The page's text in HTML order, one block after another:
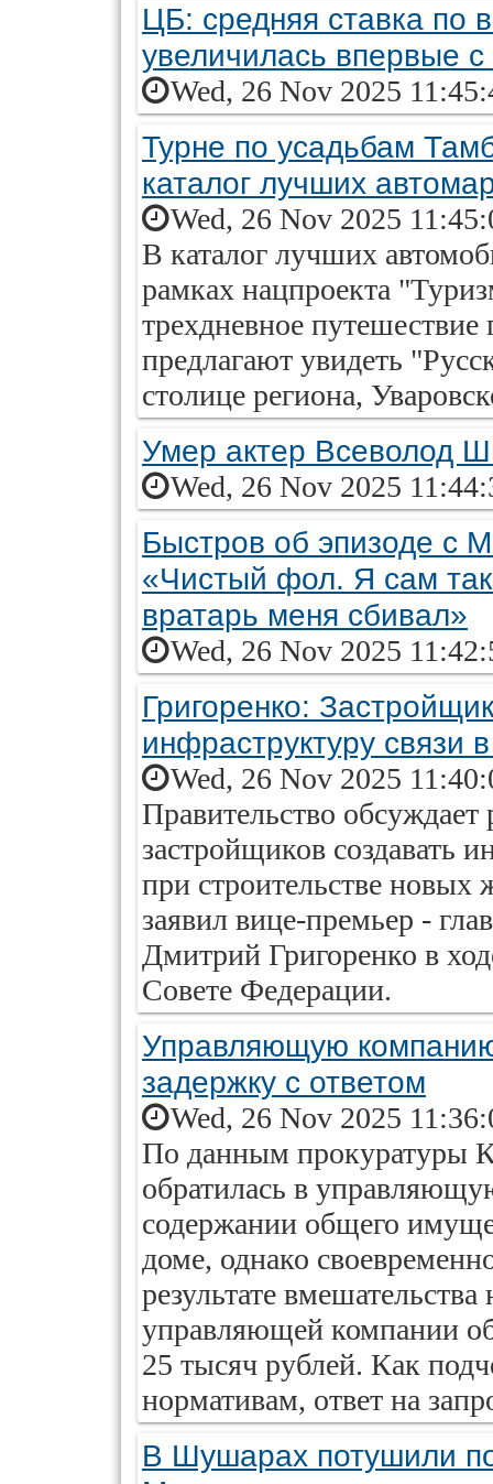
ЦБ: средняя ставка по
увеличилась впервые с
Wed, 26 Nov 2025
Турне по усадьбам
каталог лучших
Wed, 26 Nov 2025
В каталог лучших
рамках нацпроекта
трехдневное
предлагают увидеть
столице региона,
Умер актер Всеволод
Wed, 26 Nov 2025
Быстров об эпизоде с
«Чистый фол. Я сам
вратарь меня сбивал»
Wed, 26 Nov 2025
Григоренко:
инфраструктуру связи
Wed, 26 Nov 2025
Правительство обсуждает
застройщиков создавать
при строительстве
заявил вице-премьер -
Дмитрий Григоренко в
Совете Федерации.
Управляющую
задержку с ответом
Wed, 26 Nov 2025
По данным прокуратуры
обратилась в
содержании общего
доме, однако
результате
управляющей компании
25 тысяч рублей. Как
нормативам, ответ на
В Шушарах потушили